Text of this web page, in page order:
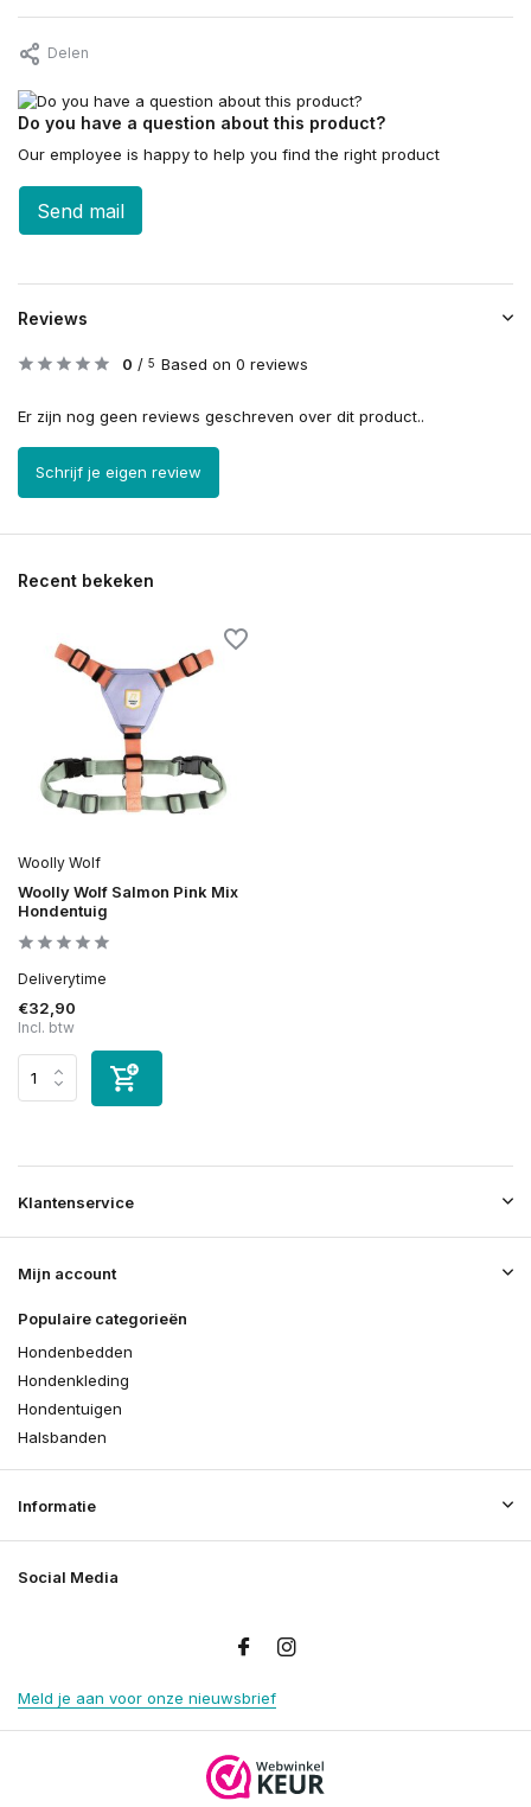
Delen
Do you have a question about this product?
Our employee is happy to help you find the right product
Send mail
Reviews
0 / 5 Based on 0 reviews
Er zijn nog geen reviews geschreven over dit product..
Schrijf je eigen review
Recent bekeken
Woolly Wolf
Woolly Wolf Salmon Pink Mix
Hondentuig
Deliverytime
€32,90
Incl. btw
Klantenservice
Mijn account
Populaire categorieën
Hondenbedden
Hondenkleding
Hondentuigen
Halsbanden
Informatie
Social Media
Meld je aan voor onze nieuwsbrief